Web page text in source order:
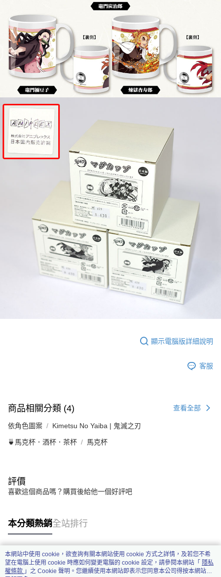
顯示電腦版詳細說明
客服
商品相關分類 (4) 查看全部
依角色圖案 Kimetsu No Yaiba | 鬼滅之刃
🍵馬克杯．酒杯．茶杯 馬克杯
評價
喜歡這個商品嗎？購買後給他一個好評吧
本分類熱銷全站排行
熱門標籤
本網站中使用 cookie，欲查詢有關本網站使用 cookie 方式之詳情，及若您不希
望在電腦上使用 cookie 時應如何變更電腦的 cookie 設定，請參閱本網站「 隱私
權條款 」之 Cookie 聲明。您繼續使用本網站即表示您同意本公司得按本網站使